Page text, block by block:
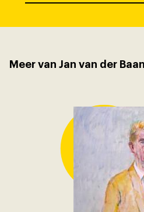
Meer van Jan van der Baan